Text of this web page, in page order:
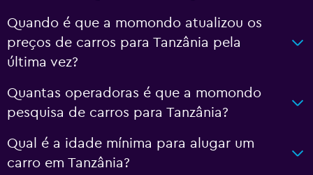
Quando é que a momondo atualizou os
preços de carros para Tanzânia pela
última vez?
Quantas operadoras é que a momondo
pesquisa de carros para Tanzânia?
Qual é a idade mínima para alugar um
carro em Tanzânia?